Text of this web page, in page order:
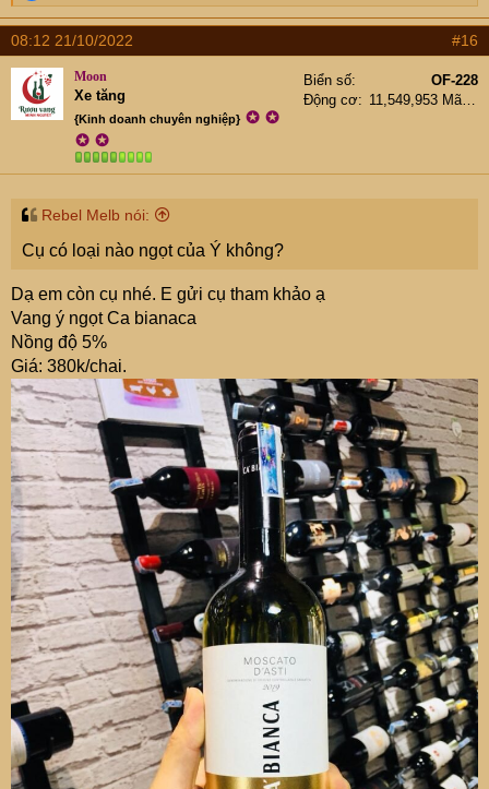
e
a
c
t
i
o
n
08:12 21/10/2022 #16
Moon
Xe tăng
{Kinh doanh chuyên nghiệp} ✪ ✪
✪ ✪
Biển số
OF-228
Động cơ
Rebel Melb nói:
Cụ có loại nào ngọt của Ý không?
Dạ em còn cụ nhé. E gửi cụ tham khảo ạ
Vang ý ngọt Ca bianaca
Nồng độ 5%
Giá: 380k/chai.